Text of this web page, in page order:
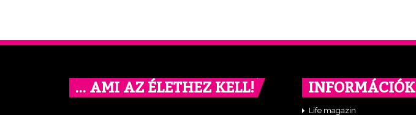
… AMI AZ ÉLETHEZ KELL! INFORMÁCIÓK
Life magazin